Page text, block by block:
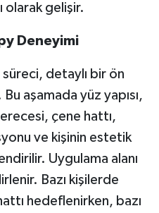
olarak gelişir.
Deneyimi
detaylı bir ön
aşamada yüz yapısı,
çene hattı,
ve kişinin estetik
Uygulama alanı
Bazı kişilerde
hedeflenirken, bazı